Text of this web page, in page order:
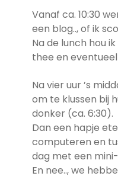
Vanaf ca. 10:30
een blog.., of ik
Na de lunch hou
thee en
Na vier uur ’s
om te klussen bij
donker (ca. 6:30).
Dan een hapje
computeren en
dag met een
En nee.., we